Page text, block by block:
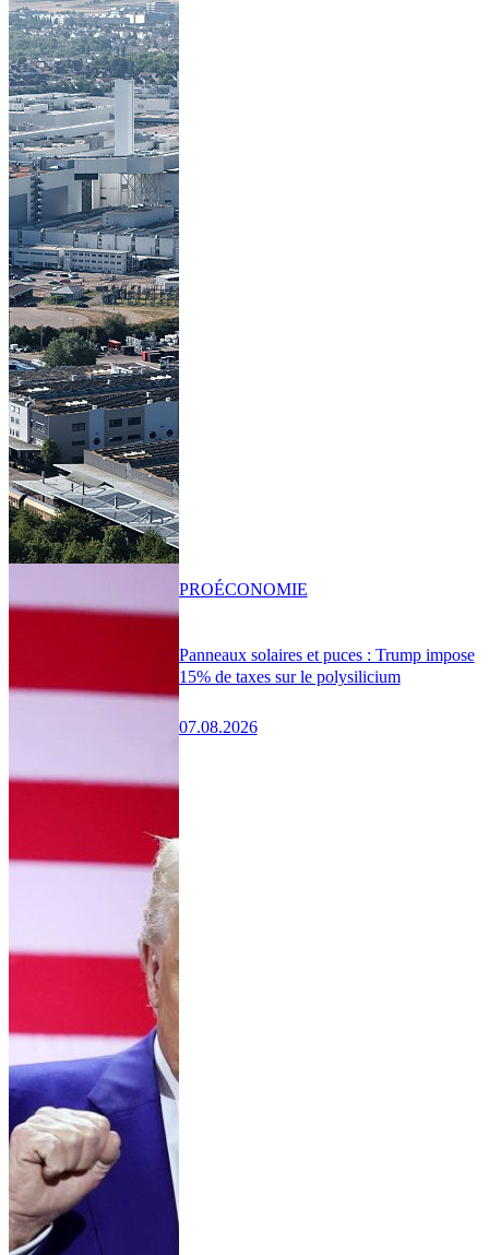
Panneaux solaires et puces : Trump impose
15% de taxes sur le polysilicium
07.08.2026
PROÉCONOMIE